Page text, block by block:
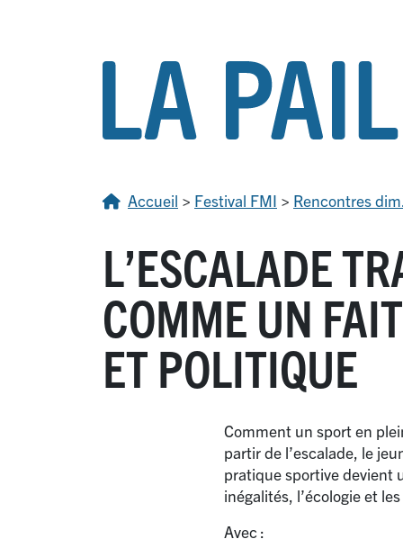
Accueil > Festival FMI > Rencontres
L’ESCALADE
COMME UN
ET POLITIQUE
Comment un sport en
partir de l’escalade, le
pratique sportive devient
inégalités, l’écologie et
Avec :